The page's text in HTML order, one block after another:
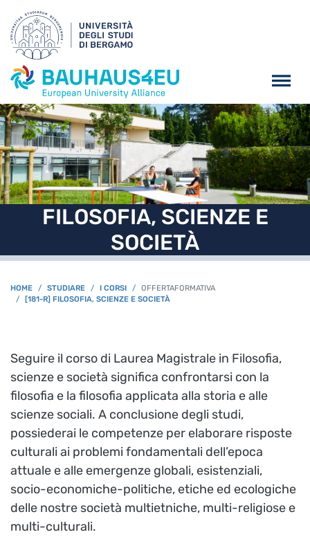
FILOSOFIA, SCIENZE E
SOCIETÀ
BREADCRUMB
HOME STUDIARE I CORSI
OFFERTAFORMATIVA
[181-R] FILOSOFIA, SCIENZE E SOCIETÀ
Seguire il corso di Laurea Magistrale in Filosofia,
scienze e società significa confrontarsi con la
filosofia e la filosofia applicata alla storia e alle
scienze sociali. A conclusione degli studi,
possiederai le competenze per elaborare risposte
culturali ai problemi fondamentali dell’epoca
attuale e alle emergenze globali, esistenziali,
socio-economiche-politiche, etiche ed ecologiche
delle nostre società multietniche, multi-religiose e
multi-culturali.